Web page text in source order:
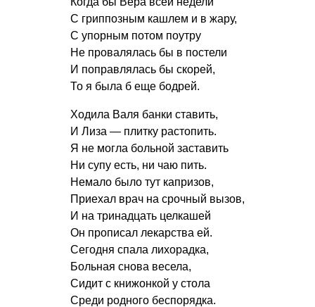
С гриппозным кашлем и в жару,
С упорным потом поутру
Не провалялась бы в постели
И поправлялась бы скорей,
То я была б еще бодрей.
Ходила Валя банки ставить,
И Лиза — плитку растопить.
Я не могла больной заставить
Ни супу есть, ни чаю пить.
Немало было тут капризов,
Приехал врач на срочный вызов,
И на тринадцать целкашей
Он прописал лекарства ей.
Сегодня спала лихорадка,
Больная снова весела,
Сидит с книжонкой у стола
Среди родного беспорядка.